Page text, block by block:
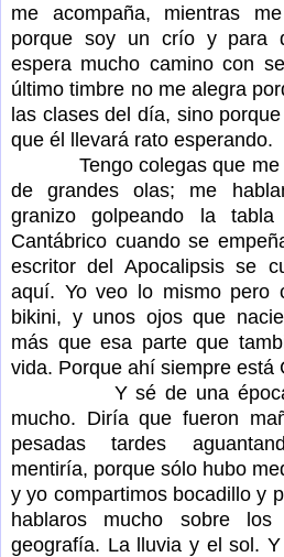
me acompaña, mientras
porque soy un crío y para
espera mucho camino con
último timbre no me alegra
las clases del día, sino
que él llevará rato esperando.
Tengo colegas que me
de grandes olas; me
granizo golpeando la
Cantábrico cuando se
escritor del Apocalipsis se
aquí. Yo veo lo mismo pero
bikini, y unos ojos que
más que esa parte que
vida. Porque ahí siempre está
Y sé de una época
mucho. Diría que fueron
pesadas tardes
mentiría, porque sólo hubo
y yo compartimos bocadillo y
hablaros mucho sobre
geografía. La lluvia y el sol.